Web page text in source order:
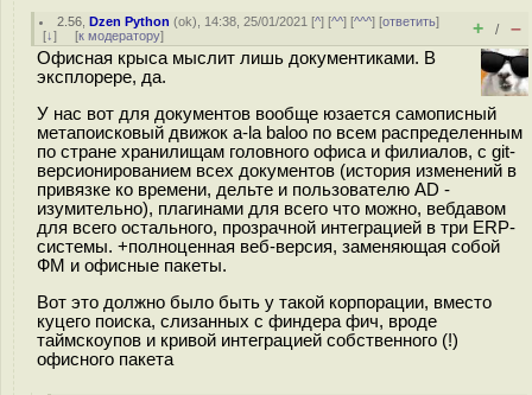
2.56 ,Dzen Python (ok), 14:38, 25/01/2021 [^] [^^] [^^^] [ответить]
[↓] [к модератору] + / –
Офисная крыса мыслит лишь документиками. В
эксплорере, да.
У нас вот для документов вообще юзается самописный
метапоисковый движок a-la baloo по всем распределенным
по стране хранилищам головного офиса и филиалов, с git-
версионированием всех документов (история изменений в
привязке ко времени, дельте и пользователю AD -
изумительно), плагинами для всего что можно, вебдавом
для всего остального, прозрачной интеграцией в три ERP-
системы. +полноценная веб-версия, заменяющая собой
ФМ и офисные пакеты.
Вот это должно было быть у такой корпорации, вместо
куцего поиска, слизанных с финдера фич, вроде
таймскоупов и кривой интеграцией собственного (!)
офисного пакета